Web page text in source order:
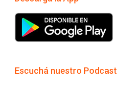
Escuchá nuestro Podcast